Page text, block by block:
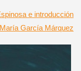
e introducción
García Márquez